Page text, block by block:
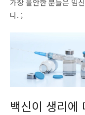
가장 불안한 분들은 임
다. ;
백신이 생리에